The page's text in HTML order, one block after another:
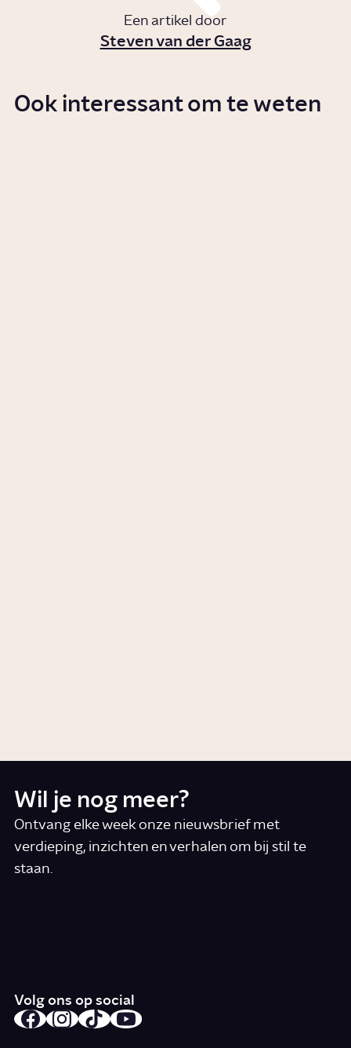
Een artikel door
Steven van der Gaag
Ook interessant om te weten
Wil je nog meer?
Ontvang elke week onze nieuwsbrief met
verdieping, inzichten en verhalen om bij stil te
staan.
Volg ons op social